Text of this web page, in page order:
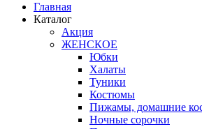
Главная
Каталог
Акция
ЖЕНСКОЕ
Юбки
Халаты
Туники
Костюмы
Пижамы, домашние
Ночные сорочки